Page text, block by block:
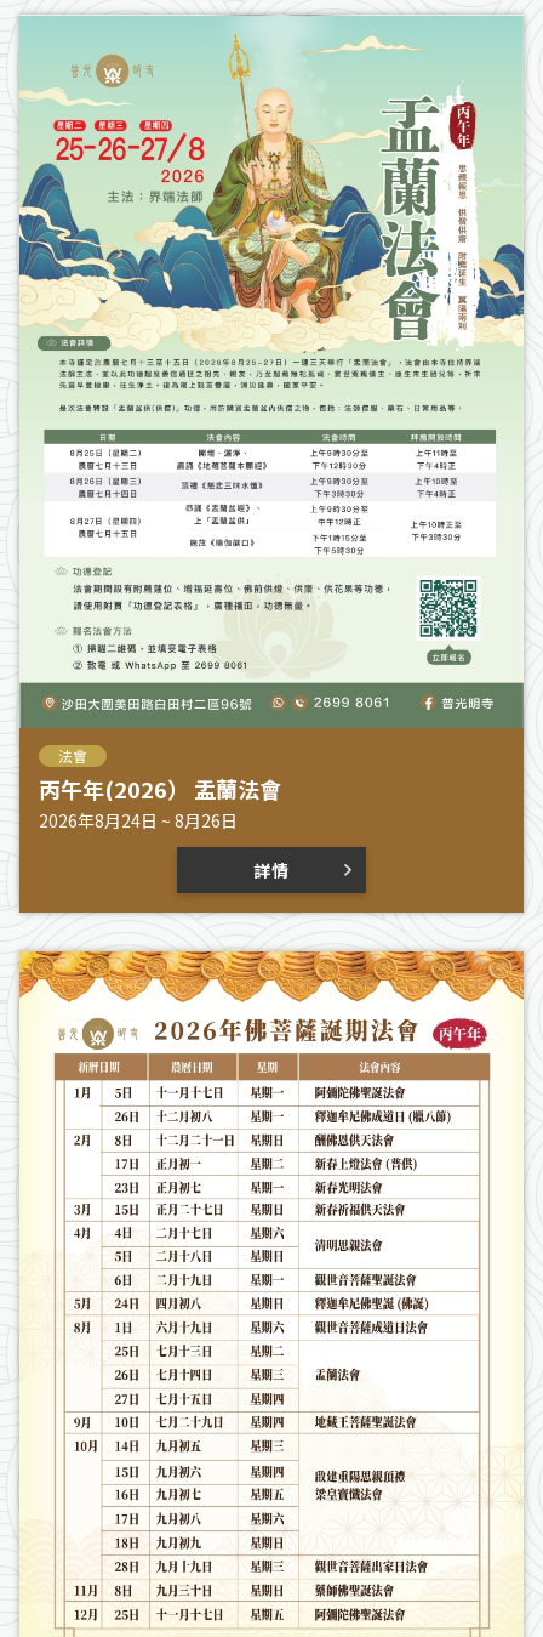
法會
丙午年(2026） 盂蘭法會
2026年8月24日 ~ 8月26日
詳情